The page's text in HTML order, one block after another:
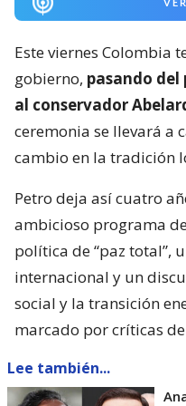
Este viernes Colombia
gobierno, pasando del
al conservador
ceremonia se llevará a
cambio en la tradición
Petro deja así cuatro
ambicioso programa
política de “paz total”,
internacional y un
social y la transición
marcado por críticas
Lee también...